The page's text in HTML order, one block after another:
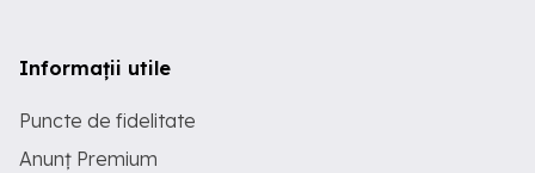
Informații utile
Puncte de fidelitate
Anunț Premium